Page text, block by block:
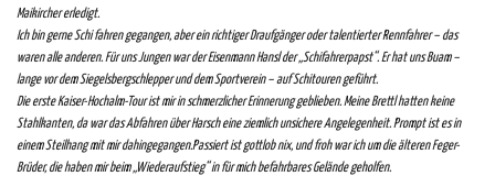
Maikircher erledigt.
Ich bin gerne Schi fahren gegangen, aber ein richtiger Draufgänger oder talentierter Rennfahrer – das
waren alle anderen.Für uns Jungen war der Eisenmann Hansl der „Schifahrerpapst“. Er hat uns Buam –
lange vor dem Siegelsbergschlepper und dem Sportverein – auf Schitouren geführt.
Die erste Kaiser-Hochalm-Tour ist mir in schmerzlicher Erinnerung geblieben. Meine Brettl hatten keine
Stahlkanten, da war das Abfahren über Harsch eine ziemlich unsichere Angelegenheit. Prompt ist es in
einem Steilhang mit mir dahingegangen.Passiert ist gottlob nix, und froh war ich um die älteren Feger-
Brüder, die haben mir beim „Wiederaufstieg“ in für mich befahrbares Gelände geholfen.